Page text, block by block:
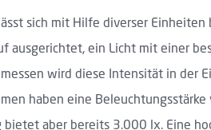
sich mit Hilfe diverser Einheiten
ausgerichtet, ein Licht mit einer
wird diese Intensität in der
haben eine
aber bereits 3.000 lx. Eine